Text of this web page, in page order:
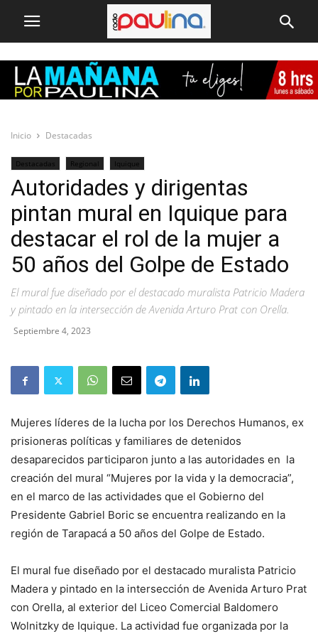
Inicio Destacadas
Destacadas Regional Iquique
Autoridades y dirigentas
pintan mural en Iquique para
destacar el rol de la mujer a
50 años del Golpe de Estado
El mural fue diseñado por el destacado muralista Patricio Madera
y pintado en la intersección de Avenida Arturo Prat con Orella.
Septiembre 4, 2023
Mujeres líderes de la lucha por los Derechos Humanos, ex
prisioneras políticas y familiares de detenidos
desaparecidos participaron junto a las autoridades en la
creación del mural “Mujeres por la vida y la democracia”,
en el marco de las actividades que el Gobierno del
Presidente Gabriel Boric se encuentra realizando en la
región de Tarapacá a 50 años del Golpe de Estado.
El mural fue diseñado por el destacado muralista Patricio
Madera y pintado en la intersección de Avenida Arturo Prat
con Orella, al exterior del Liceo Comercial Baldomero
Wolnitzky de Iquique. La actividad fue organizada por la